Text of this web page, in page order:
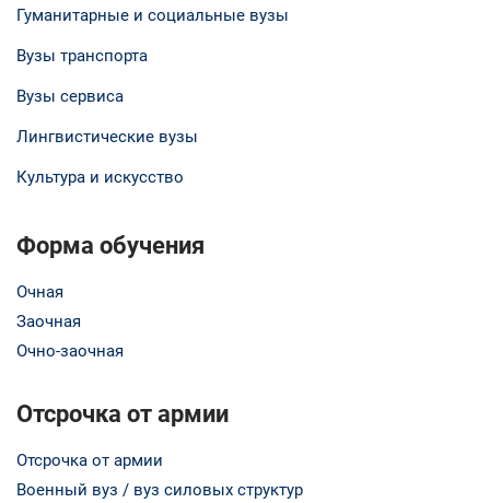
Гуманитарные и социальные вузы
Вузы транспорта
Вузы сервиса
Лингвистические вузы
Культура и искусство
Форма обучения
Очная
Заочная
Очно-заочная
Отсрочка от армии
Отсрочка от армии
Военный вуз / вуз силовых структур